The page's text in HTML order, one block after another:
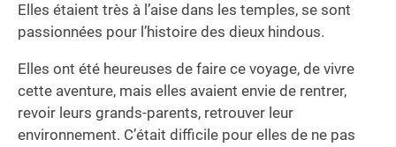
Elles étaient très à l’aise dans les temples, se sont
passionnées pour l’histoire des dieux hindous.
Elles ont été heureuses de faire ce voyage, de vivre
cette aventure, mais elles avaient envie de rentrer,
revoir leurs grands-parents, retrouver leur
environnement. C’était difficile pour elles de ne pas